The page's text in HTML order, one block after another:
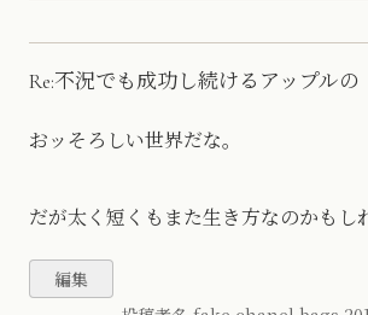
Re:不況でも成功し続けるアップルの
おッそろしい世界だな。
だが太く短くもまた生き方なのかもし